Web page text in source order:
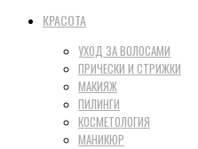
КРАСОТА
УХОД ЗА ВОЛОСАМИ
ПРИЧЕСКИ И СТРИЖКИ
МАКИЯЖ
ПИЛИНГИ
КОСМЕТОЛОГИЯ
МАНИКЮР